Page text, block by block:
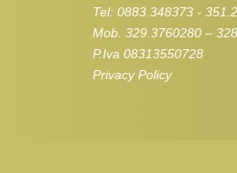
Tel: 0883.348373 -
Mob. 329.3760280 –
P.Iva 08313550728
Privacy Policy